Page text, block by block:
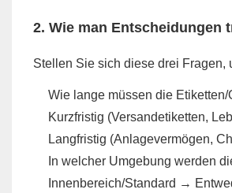
2. Wie man Entscheidungen
Stellen Sie sich diese drei Fragen,
Wie lange müssen die
Kurzfristig (Versandetiketten,
Langfristig (Anlagevermögen,
In welcher Umgebung werden
Innenbereich/Standard →